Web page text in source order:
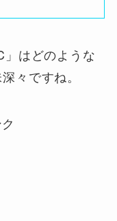
はどのような
々ですね。